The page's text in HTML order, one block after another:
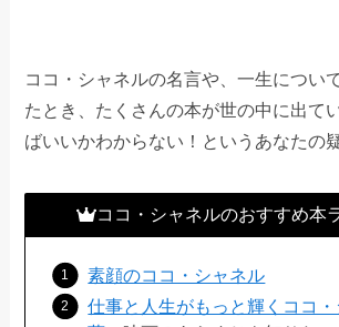
ココ・シャネルの名言や、一生につい
たとき、たくさんの本が世の中に出て
ばいいかわからない！というあなたの
ココ・シャネルのおすすめ本
素顔のココ・シャネル
仕事と人生がもっと輝くココ